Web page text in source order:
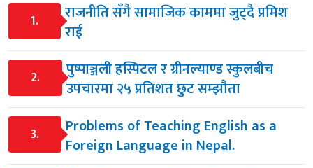
1.
राजनीति सँगै सामाजिक काममा जुट्दै प्रमिश
राई
2.
पुष्पाञ्जली हस्पिटल र ग्रीनल्याण्ड स्कुलबीच
उपचारमा २५ प्रतिशत छुट सम्झौता
3.
Problems of Teaching English as a
Foreign Language in Nepal.